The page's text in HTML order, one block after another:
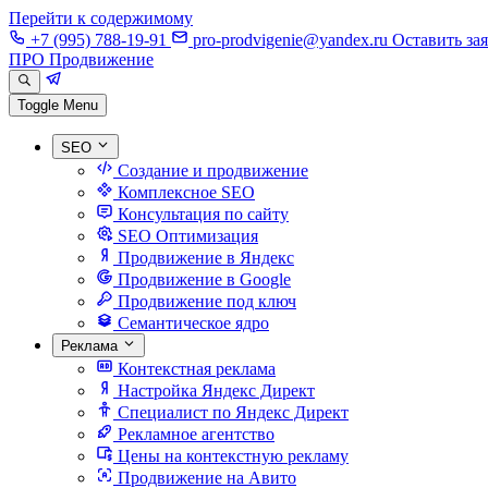
Перейти к содержимому
+7 (995) 788-19-91
pro-prodvigenie@yandex.ru Оставить
ПРО Продвижение
Toggle Menu
SEO
Создание и продвижение
Комплексное SEO
Консультация по сайту
SEO Оптимизация
Продвижение в Яндекс
Продвижение в Google
Продвижение под ключ
Семантическое ядро
Реклама
Контекстная реклама
Настройка Яндекс Директ
Специалист по Яндекс Директ
Рекламное агентство
Цены на контекстную рекламу
Продвижение на Авито